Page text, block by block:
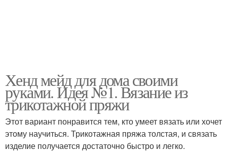
Хенд мейд для дома своими
руками. Идея №1. Вязание из
трикотажной пряжи
Этот вариант понравится тем, кто умеет вязать или хочет
этому научиться. Трикотажная пряжа толстая, и связать
изделие получается достаточно быстро и легко.